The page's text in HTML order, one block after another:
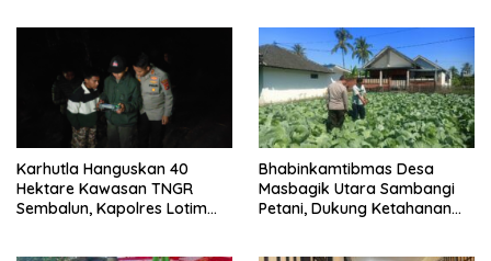
Karhutla Hanguskan 40
Hektare Kawasan TNGR
Sembalun, Kapolres Lotim
Bhabinkamtibmas Desa
Masbagik Utara Sambangi
Petani, Dukung Ketahanan